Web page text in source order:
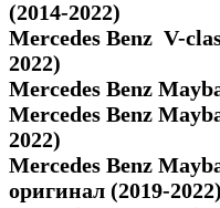
(2014-2022)
Mercedes Benz V-
2022)
Mercedes Benz
Mercedes Benz
2022)
Mercedes Benz
оригинал (2019-2022)